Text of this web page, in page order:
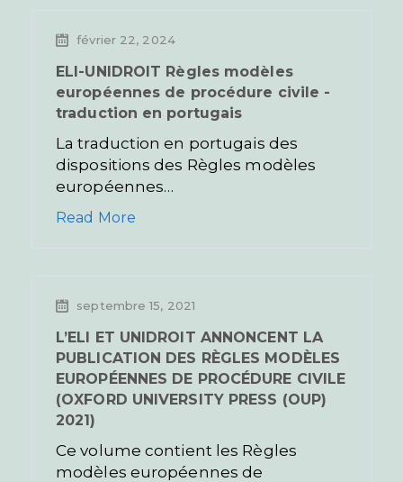
février 22, 2024
ELI-UNIDROIT Règles modèles
européennes de procédure civile -
traduction en portugais
La traduction en portugais des
dispositions des Règles modèles
européennes…
Read More
septembre 15, 2021
L’ELI ET UNIDROIT ANNONCENT LA
PUBLICATION DES RÈGLES MODÈLES
EUROPÉENNES DE PROCÉDURE CIVILE
(OXFORD UNIVERSITY PRESS (OUP)
2021)
Ce volume contient les Règles
modèles européennes de